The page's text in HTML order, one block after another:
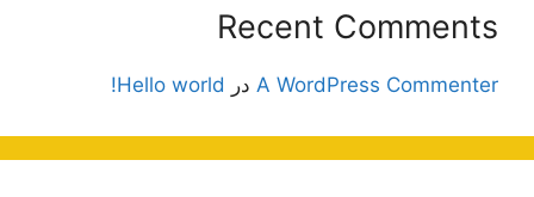
Recent Comments
A WordPress Commenter در Hello world!